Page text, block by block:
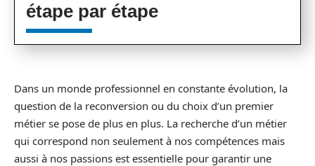
étape par étape
Dans un monde professionnel en constante évolution, la
question de la reconversion ou du choix d’un premier
métier se pose de plus en plus. La recherche d’un métier
qui correspond non seulement à nos compétences mais
aussi à nos passions est essentielle pour garantir une